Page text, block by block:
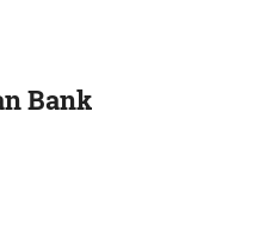
Bank